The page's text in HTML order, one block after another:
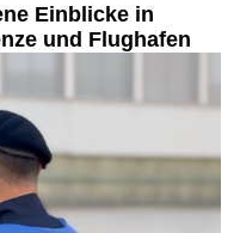
Einblicke in
und Flughafen